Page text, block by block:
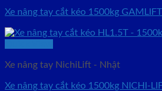
Xe nâng tay cắt kéo 1500kg GAMLIFT
Xe nâng tay NichiLift - Nhật
Xe nâng tay cắt kéo 1500kg NICHI-